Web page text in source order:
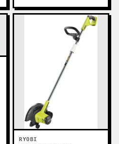
RYOBI